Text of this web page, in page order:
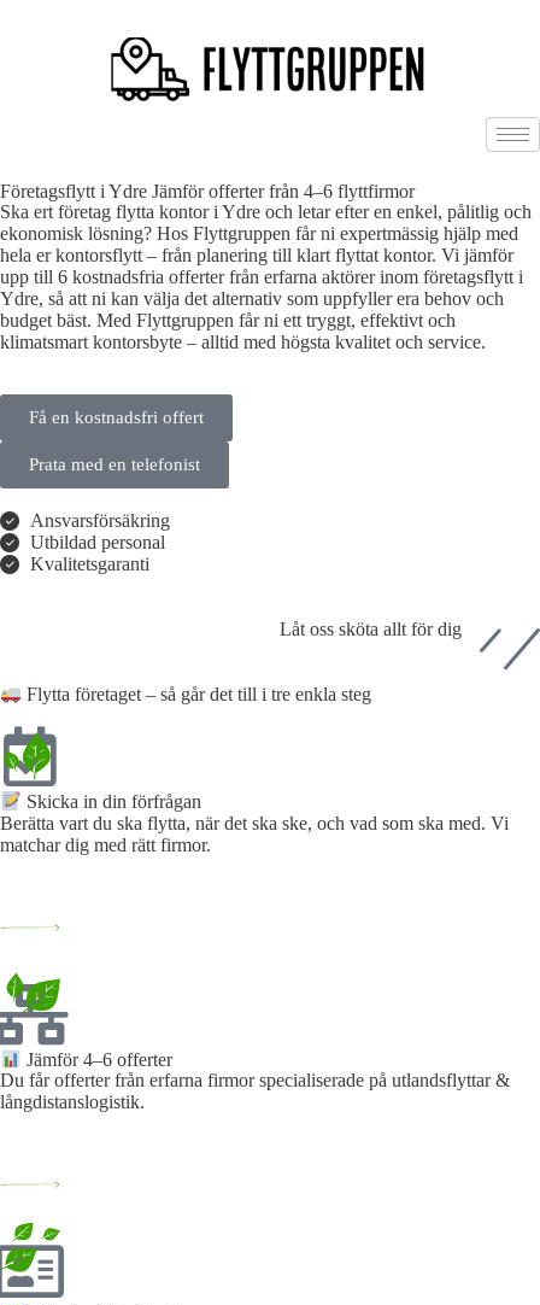
Företagsflytt i Ydre Jämför offerter från 4–6 flyttfirmor
Ska ert företag flytta kontor i Ydre och letar efter en enkel, pålitlig och
ekonomisk lösning? Hos Flyttgruppen får ni expertmässig hjälp med
hela er kontorsflytt – från planering till klart flyttat kontor. Vi jämför
upp till 6 kostnadsfria offerter från erfarna aktörer inom företagsflytt i
Ydre, så att ni kan välja det alternativ som uppfyller era behov och
budget bäst. Med Flyttgruppen får ni ett tryggt, effektivt och
klimatsmart kontorsbyte – alltid med högsta kvalitet och service.
Få en kostnadsfri offert
Prata med en telefonist
Ansvarsförsäkring
Utbildad personal
Kvalitetsgaranti
Låt oss sköta allt för dig
Flytta företaget – så går det till i tre enkla steg
Skicka in din förfrågan​
Berätta vart du ska flytta, när det ska ske, och vad som ska med. Vi
matchar dig med rätt firmor.
Jämför 4–6 offerter
Du får offerter från erfarna firmor specialiserade på utlandsflyttar &
långdistanslogistik.